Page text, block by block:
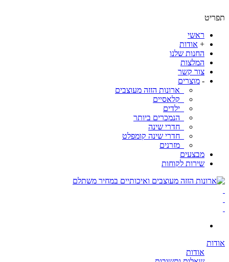
ראשי
אודות
החנות שלנו
המלצות
צור קשר
מוצרים
ארונות הזזה מעוצבים
קלאסיים
ילדים
הנמכרים ביותר
חדרי שינה
חדרי שינה קומפלט
מזרנים
מבצעים
שירות לקוחות